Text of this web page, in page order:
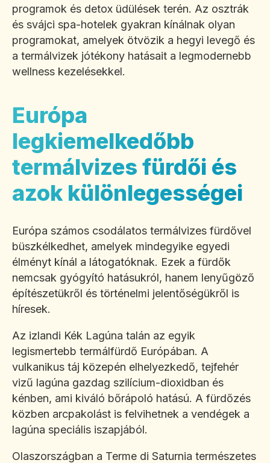
programok és detox üdülések terén. Az osztrák
és svájci spa-hotelek gyakran kínálnak olyan
programokat, amelyek ötvözik a hegyi levegő és
a termálvizek jótékony hatásait a legmodernebb
wellness kezelésekkel.
Európa
legkiemelkedőbb
termálvizes fürdői és
azok különlegességei
Európa számos csodálatos termálvizes fürdővel
büszkélkedhet, amelyek mindegyike egyedi
élményt kínál a látogatóknak. Ezek a fürdők
nemcsak gyógyító hatásukról, hanem lenyűgöző
építészetükről és történelmi jelentőségükről is
híresek.
Az izlandi Kék Lagúna talán az egyik
legismertebb termálfürdő Európában. A
vulkanikus táj közepén elhelyezkedő, tejfehér
vizű lagúna gazdag szilícium-dioxidban és
kénben, ami kiváló bőrápoló hatású. A fürdőzés
közben arcpakolást is felvihetnek a vendégek a
lagúna speciális iszapjából.
Olaszországban a Terme di Saturnia természetes